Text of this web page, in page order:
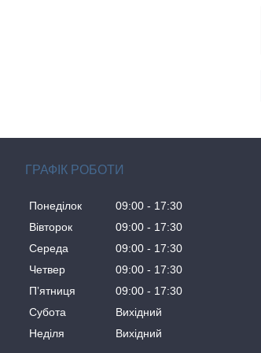
ГРАФІК РОБОТИ
Понеділок 09:00
17:30
Вівторок
09:00
17:30
Середа
09:00
17:30
Четвер
09:00
17:30
Пʼятниця
09:00
17:30
Субота
Вихідний
Неділя
Вихідний